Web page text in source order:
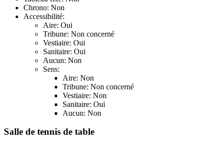
Chrono: Non
Accessibilité:
Aire: Oui
Tribune: Non concerné
Vestiaire: Oui
Sanitaire: Oui
Aucun: Non
Sens:
Aire: Non
Tribune: Non concerné
Vestiaire: Non
Sanitaire: Oui
Aucun: Non
Salle de tennis de table